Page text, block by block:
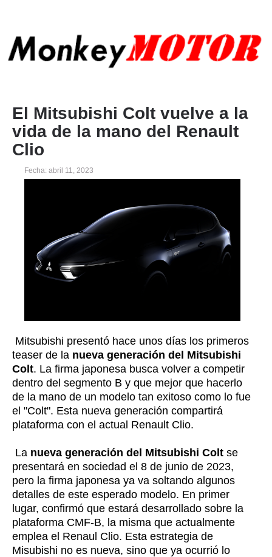
El Mitsubishi Colt vuelve a la
vida de la mano del Renault
Clio
Fecha: abril 11, 2023
Mitsubishi presentó hace unos días los primeros
teaser de la nueva generación del Mitsubishi
Colt. La firma japonesa busca volver a competir
dentro del segmento B y que mejor que hacerlo
de la mano de un modelo tan exitoso como lo fue
el "Colt". Esta nueva generación compartirá
plataforma con el actual Renault Clio.
La nueva generación del Mitsubishi Colt se
presentará en sociedad el 8 de junio de 2023,
pero la firma japonesa ya va soltando algunos
detalles de este esperado modelo. En primer
lugar, confirmó que estará desarrollado sobre la
plataforma CMF-B, la misma que actualmente
emplea el Renaul Clio. Esta estrategia de
Misubishi no es nueva, sino que ya ocurrió lo